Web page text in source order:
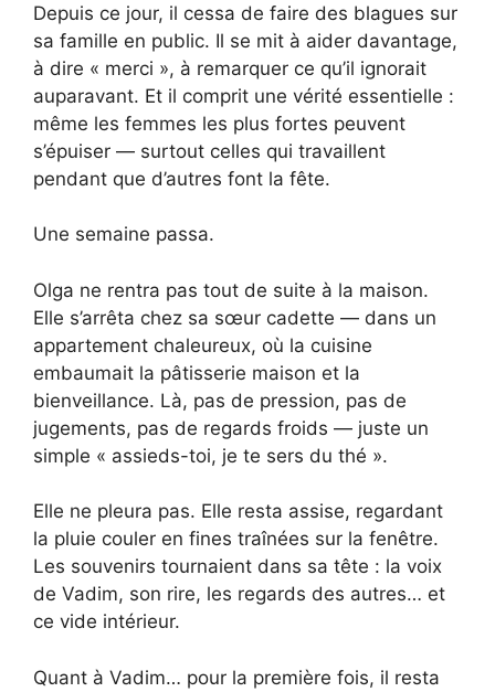
Depuis ce jour, il cessa de faire des blagues sur
sa famille en public. Il se mit à aider davantage,
à dire « merci », à remarquer ce qu’il ignorait
auparavant. Et il comprit une vérité essentielle :
même les femmes les plus fortes peuvent
s’épuiser — surtout celles qui travaillent
pendant que d’autres font la fête.
Une semaine passa.
Olga ne rentra pas tout de suite à la maison.
Elle s’arrêta chez sa sœur cadette — dans un
appartement chaleureux, où la cuisine
embaumait la pâtisserie maison et la
bienveillance. Là, pas de pression, pas de
jugements, pas de regards froids — juste un
simple « assieds-toi, je te sers du thé ».
Elle ne pleura pas. Elle resta assise, regardant
la pluie couler en fines traînées sur la fenêtre.
Les souvenirs tournaient dans sa tête : la voix
de Vadim, son rire, les regards des autres… et
ce vide intérieur.
Quant à Vadim… pour la première fois, il resta